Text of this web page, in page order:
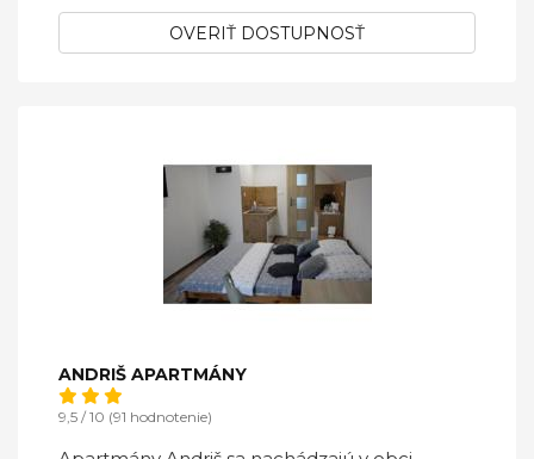
OVERIŤ DOSTUPNOSŤ
ANDRIŠ APARTMÁNY
9,5 / 10 (91 hodnotenie)